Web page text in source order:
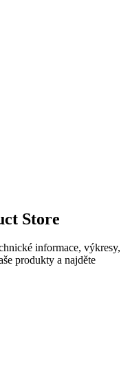
Store
informace, výkresy,
produkty a najděte